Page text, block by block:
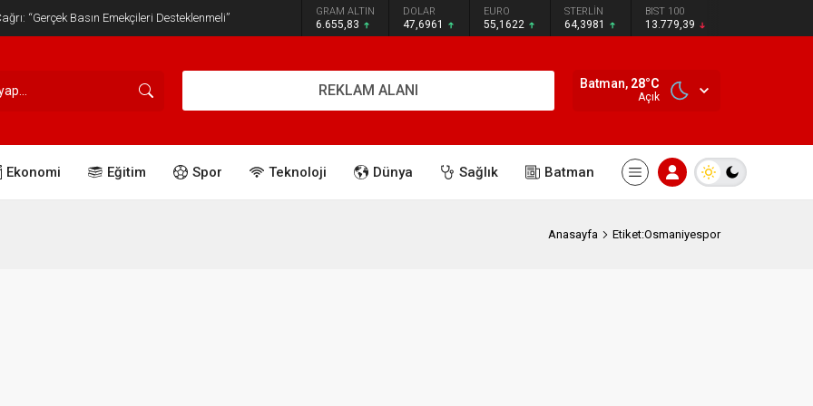
“Gerçek Basın Emekçileri Desteklenmeli” GRAM ALTIN
6.655,83
DOLAR
47,6961
EURO
55,1622
STERLİN
64,3981
BIST 100
13.779,39
REKLAM ALANI Batman, 28°C
Açık
Ekonomi Eğitim Spor Teknoloji Dünya Sağlık Batman
Anasayfa Etiket:Osmaniyespor